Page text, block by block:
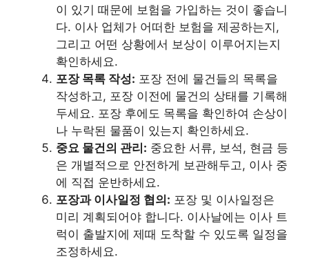
이 있기 때문에 보험을 가입하는 것이 좋습니
다. 이사 업체가 어떠한 보험을 제공하는지,
그리고 어떤 상황에서 보상이 이루어지는지
확인하세요.
포장 목록 작성: 포장 전에 물건들의 목록을
작성하고, 포장 이전에 물건의 상태를 기록해
두세요. 포장 후에도 목록을 확인하여 손상이
나 누락된 물품이 있는지 확인하세요.
중요 물건의 관리: 중요한 서류, 보석, 현금 등
은 개별적으로 안전하게 보관해두고, 이사 중
에 직접 운반하세요.
포장과 이사일정 협의: 포장 및 이사일정은
미리 계획되어야 합니다. 이사날에는 이사 트
럭이 출발지에 제때 도착할 수 있도록 일정을
조정하세요.